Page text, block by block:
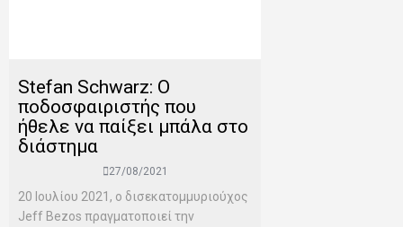
Stefan Schwarz: Ο
ποδοσφαιριστής που
ήθελε να παίξει μπάλα στο
διάστημα
27/08/2021
20 Ιουλίου 2021, ο δισεκατομμυριούχος
Jeff Bezos πραγματοποιεί την